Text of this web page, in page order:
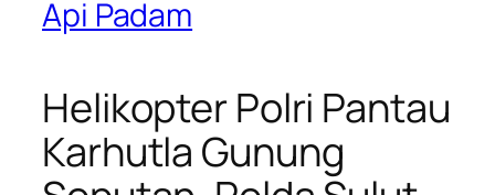
Api Padam
Helikopter Polri Pantau
Karhutla Gunung